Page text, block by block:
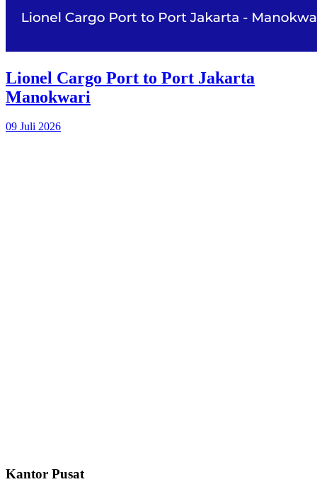
Lionel Cargo Port to Port Jakarta
Manokwari
09 Juli 2026
Kantor Pusat